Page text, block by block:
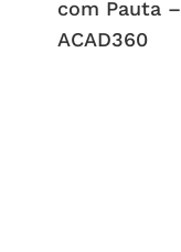
com Pauta –
ACAD360